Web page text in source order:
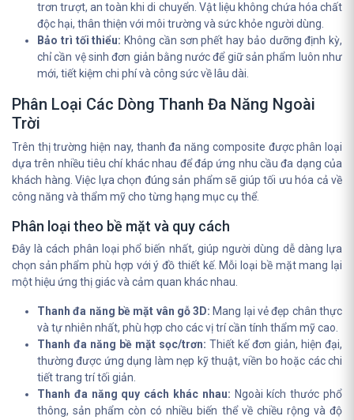
trơn trượt, an toàn khi di chuyển. Vật liệu không chứa hóa chất
độc hại, thân thiện với môi trường và sức khỏe người dùng.
Bảo trì tối thiểu: Không cần sơn phết hay bảo dưỡng định kỳ,
chỉ cần vệ sinh đơn giản bằng nước để giữ sản phẩm luôn như
mới, tiết kiệm chi phí và công sức về lâu dài.
Phân Loại Các Dòng Thanh Đa Năng Ngoài
Trời
Trên thị trường hiện nay, thanh đa năng composite được phân loại
dựa trên nhiều tiêu chí khác nhau để đáp ứng nhu cầu đa dạng của
khách hàng. Việc lựa chọn đúng sản phẩm sẽ giúp tối ưu hóa cả về
công năng và thẩm mỹ cho từng hạng mục cụ thể.
Phân loại theo bề mặt và quy cách
Đây là cách phân loại phổ biến nhất, giúp người dùng dễ dàng lựa
chọn sản phẩm phù hợp với ý đồ thiết kế. Mỗi loại bề mặt mang lại
một hiệu ứng thị giác và cảm quan khác nhau.
Thanh đa năng bề mặt vân gỗ 3D: Mang lại vẻ đẹp chân thực
và tự nhiên nhất, phù hợp cho các vị trí cần tính thẩm mỹ cao.
Thanh đa năng bề mặt sọc/trơn: Thiết kế đơn giản, hiện đại,
thường được ứng dụng làm nẹp kỹ thuật, viền bo hoặc các chi
tiết trang trí tối giản.
Thanh đa năng quy cách khác nhau: Ngoài kích thước phổ
thông, sản phẩm còn có nhiều biến thể về chiều rộng và độ